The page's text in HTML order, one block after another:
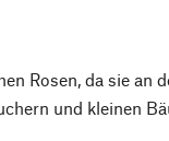
Rosen, da sie an
und kleinen